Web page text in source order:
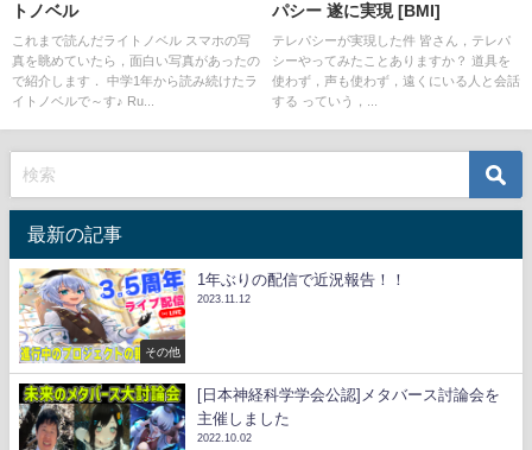
トノベル
これまで読んだライトノベル スマホの写
真を眺めていたら，面白い写真があったの
で紹介します． 中学1年から読み続けたラ
イトノベルで～す♪ Ru...
パシー 遂に実現 [BMI]
テレパシーが実現した件 皆さん，テレパ
シーやってみたことありますか？ 道具を
使わず，声も使わず，遠くにいる人と会話
する っていう，...
最新の記事
その他
1年ぶりの配信で近況報告！！
2023.11.12
[日本神経科学学会公認]メタバース討論会を
主催しました
2022.10.02